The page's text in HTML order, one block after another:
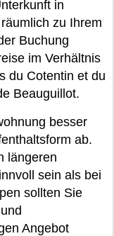
in
zu Ihrem
Buchung
im Verhältnis
du Cotentin et du
Beauguillot.
besser
ab.
längeren
sein als bei
sollten Sie
Angebot